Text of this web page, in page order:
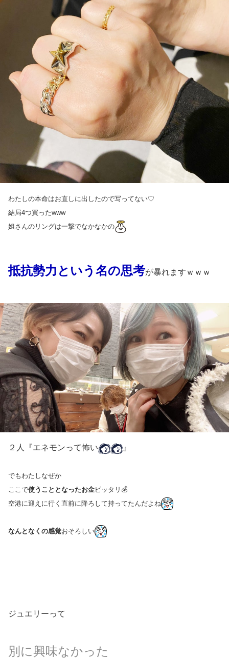
わたしの本命はお直しに出したので写ってない♡
結局4つ買ったwww
姐さんのリングは一撃でなかなかの
抵抗勢力という名の思考が暴れますｗｗｗ
２人『エネモンって怖い 』
でもわたしなぜか
ここで使うこととなったお金ピッタリ💰
空港に迎えに行く直前に降ろして持ってたんだよね
なんとなくの感覚おそろしい
ジュエリーって
別に興味なかった